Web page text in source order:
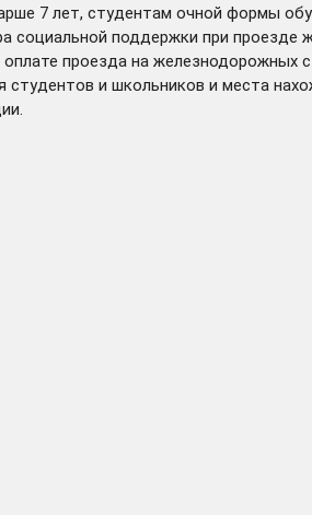
7 лет, студентам очной формы
социальной поддержки при
проезда на железнодорожных
и школьников и места